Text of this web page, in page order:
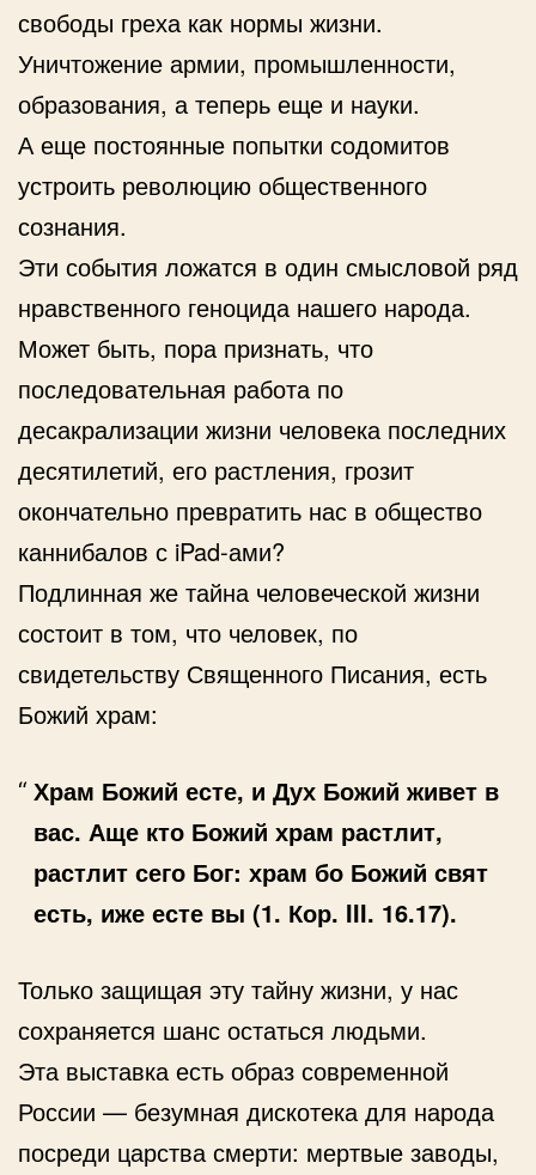
свободы греха как нормы жизни.
Уничтожение армии, промышленности,
образования, а теперь еще и науки.
А еще постоянные попытки содомитов
устроить революцию общественного
сознания.
Эти события ложатся в один смысловой ряд
нравственного геноцида нашего народа.
Может быть, пора признать, что
последовательная работа по
десакрализации жизни человека последних
десятилетий, его растления, грозит
окончательно превратить нас в общество
каннибалов с iPad-ами?
Подлинная же тайна человеческой жизни
состоит в том, что человек, по
свидетельству Священного Писания, есть
Божий храм:
Храм Божий есте, и Дух Божий живет в
вас. Аще кто Божий храм растлит,
растлит сего Бог: храм бо Божий свят
есть, иже есте вы (1. Кор. III. 16.17).
Только защищая эту тайну жизни, у нас
сохраняется шанс остаться людьми.
Эта выставка есть образ современной
России — безумная дискотека для народа
посреди царства смерти: мертвые заводы,